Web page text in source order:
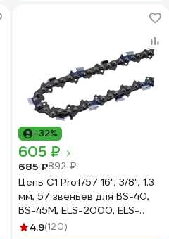
-32%
605 ₽
685 ₽892 ₽
Цепь C1 Prof/57 16", 3/8", 1.3
мм, 57 звеньев для BS-40,
BS-45M, ELS-2000, ELS-
2000Р, ELS-2200Р Huter
4.9(120)